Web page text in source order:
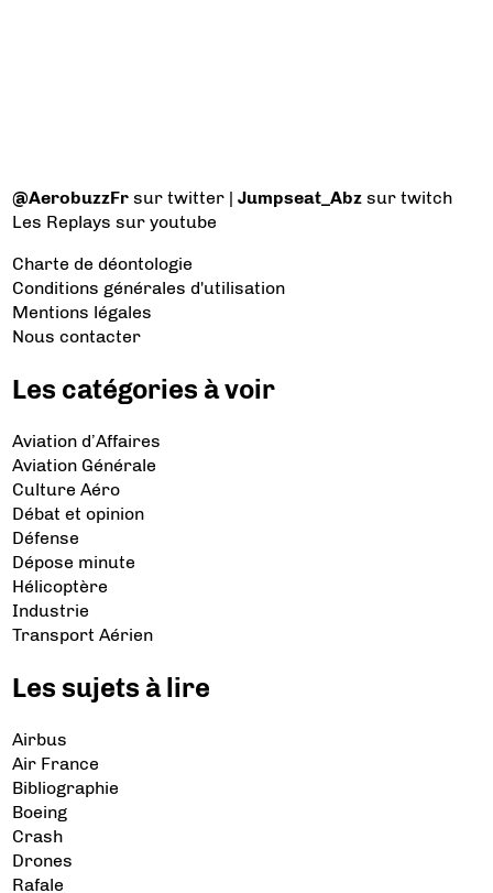
@AerobuzzFr sur twitter |Jumpseat_Abz sur twitch
Les Replays sur youtube
Charte de déontologie
Conditions générales d'utilisation
Mentions légales
Nous contacter
Les catégories à voir
Aviation d’Affaires
Aviation Générale
Culture Aéro
Débat et opinion
Défense
Dépose minute
Hélicoptère
Industrie
Transport Aérien
Les sujets à lire
Airbus
Air France
Bibliographie
Boeing
Crash
Drones
Rafale